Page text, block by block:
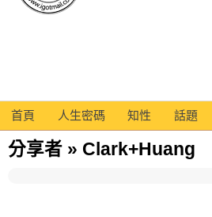
首頁 人生密碼 知性 話題
分享者 » Clark+Huang